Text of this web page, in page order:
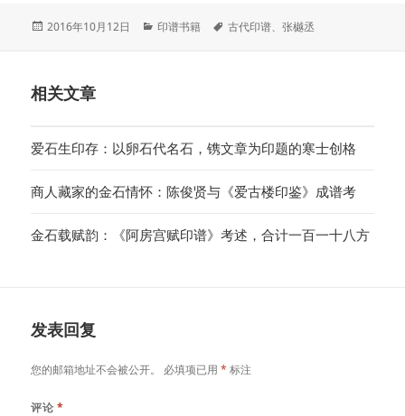
发
2016年10月12日
分
印谱书籍
标
古代印谱、张樾丞
相关文章
爱石生印存：以卵石代名石，镌文章为印题的寒士创格
商人藏家的金石情怀：陈俊贤与《爱古楼印鉴》成谱考
金石载赋韵：《阿房宫赋印谱》考述，合计一百一十八方
发表回复
您的邮箱地址不会被公开。 必填项已用* 标注
评论 *